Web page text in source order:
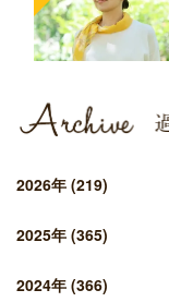
2026年 (219)
2025年 (365)
2024年 (366)